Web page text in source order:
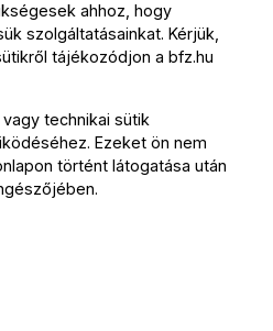
Fesztiválra, az Edinburgh-i
Fesztiválra és a
is; a New York magazin 2013
Fischer Iván által alapított
őszén debütált.
ahhoz, hogy
szolgáltatásainkat. Kérjük,
tájékozódjon a bfz.hu
technikai sütik
Ezeket ön nem
történt látogatása után